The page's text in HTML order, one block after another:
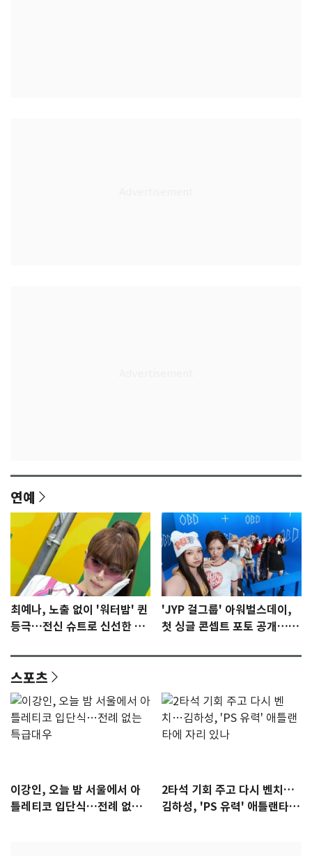
연예
최예나, 노출 없이 '워터밤' 퀸
등극…전신 슈트로 신선한 충
'JYP 걸그룹' 아워벌스데이,
첫 싱글 콘셉트 포토 공개…청
스포츠
이강인, 오늘 밤 서울에서 아
틀레티코 입단식…전례 없는
2타석 기회 주고 다시 벤치…
김하성, 'PS 유력' 애틀랜타에